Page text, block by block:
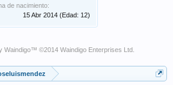
de nacimiento:
15 Abr 2014 (Edad: 12)
Waindigo™ ©2014 Waindigo Enterprises Ltd